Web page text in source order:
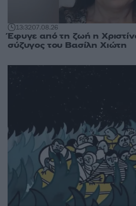
13:3207.08.26
Έφυγε από τη ζωή η
σύζυγος του Βασίλη Χιώτη